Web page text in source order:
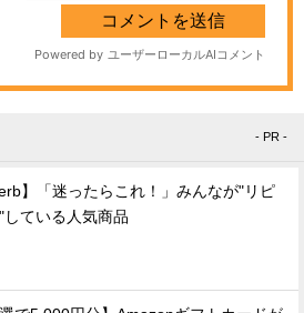
- PR -
】「迷ったらこれ！」みんなが"リピ
している人気商品